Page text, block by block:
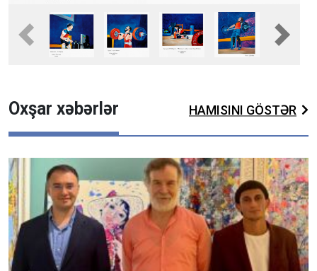
Fullscreen
Previous Next
Oxşar xəbərlər HAMISINI GÖSTƏR